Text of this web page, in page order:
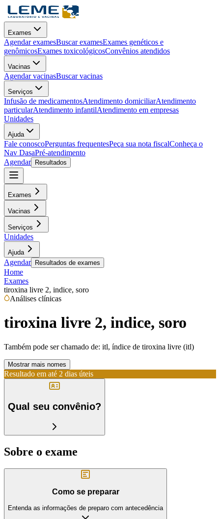
Exames
Agendar examesBuscar examesExames genéticos e
genômicosExames toxicológicosConvênios atendidos
Vacinas
Agendar vacinasBuscar vacinas
Serviços
Infusão de medicamentosAtendimento domiciliarAtendimento
particularAtendimento infantilAtendimento em empresas
Unidades
Ajuda
Fale conoscoPerguntas frequentesPeça sua nota fiscalConheça o
Nav DasaPré-atendimento
Agendar
Resultados
Exames
Vacinas
Serviços
Unidades
Ajuda
Agendar Resultados de exames
Home
Exames
tiroxina livre 2, indice, soro
Análises clínicas
tiroxina livre 2, indice, soro
Também pode ser chamado de: itl, índice de tiroxina livre (itl)
Mostrar mais nomes
Resultado em até 2 dias úteis
Qual seu convênio?
Sobre o exame
Como se preparar
Entenda as informações de preparo com antecedência